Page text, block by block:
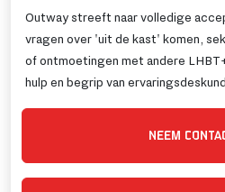
Outway streeft naar volledige
vragen over 'uit de kast' komen,
of ontmoetingen met andere
hulp en begrip van
NEEM